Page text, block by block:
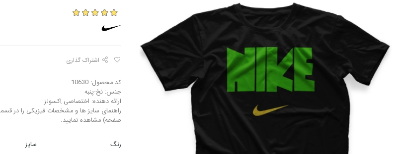
اشتراک گذاری
کد محصول: 10630
جنس: نخ-پنبه
ارائه دهنده: اختصاصی اِکسولز
راهنمای سایز ها و مشخصات فیزیکی را در
صفحه) مشاهده نمایید.
رنگ سایز